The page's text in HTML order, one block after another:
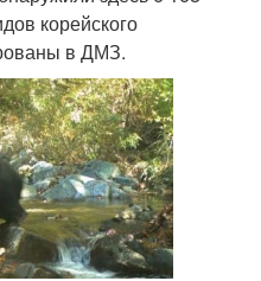
корейского
в ДМЗ.